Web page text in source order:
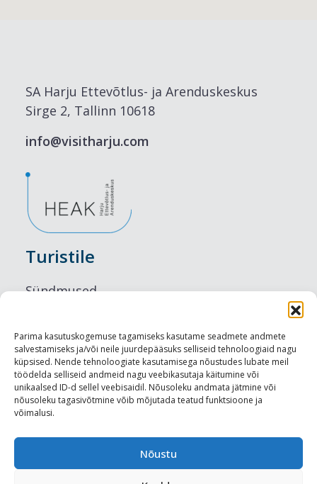
Parima kasutuskogemuse tagamiseks kasutame seadmete andmete
salvestamiseks ja/või neile juurdepääsuks selliseid tehnoloogiaid nagu
küpsised. Nende tehnoloogiate kasutamisega nõustudes lubate meil
töödelda selliseid andmeid nagu veebikasutaja käitumine või
unikaalsed ID-d sellel veebisaidil. Nõusoleku andmata jätmine või
nõusoleku tagasivõtmine võib mõjutada teatud funktsioone ja
võimalusi.
Nõustu
SA Harju Ettevõtlus- ja Arenduskeskus
Sirge 2, Tallinn 10618
info@visitharju.com
Turistile
Sündmused
Maitseelamused
Vaatamisväärsused
Visit Tallinn
Turismiprofessionaalile